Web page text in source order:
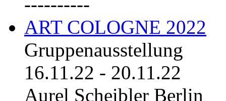
ART COLOGNE 2022
Gruppenausstellung
16.11.22 - 20.11.22
Aurel Scheibler Berlin